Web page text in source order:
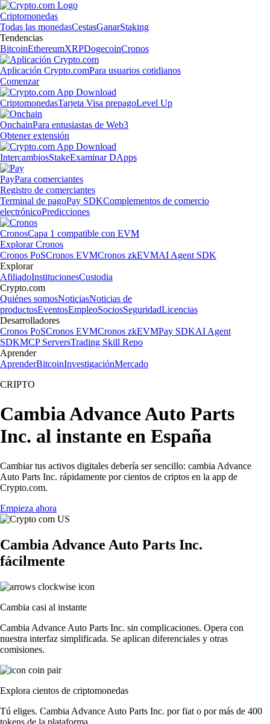
Criptomonedas
Todas las monedasCestasGanarStaking
Tendencias
BitcoinEthereumXRPDogecoinCronos
Aplicación Crypto.comPara usuarios cotidianos
Comenzar
CriptomonedasTarjeta Visa prepagoLevel Up
OnchainPara entusiastas de Web3
Obtener extensión
IntercambiosStakeExaminar DApps
PayPara comerciantes
Registro de comerciantes
Terminal de pagoPay SDKComplementos de comercio
electrónicoPredicciones
CronosCapa 1 compatible con EVM
Explorar Cronos
Cronos PoSCronos EVMCronos zkEVMAI Agent SDK
Explorar
AfiliadoInstitucionesCustodia
Crypto.com
Quiénes somosNoticiasNoticias de
productosEventosEmpleoSociosSeguridadLicencias
Desarrolladores
Cronos PoSCronos EVMCronos zkEVMPay SDKAI Agent
SDKMCP ServersTrading Skill Repo
Aprender
AprenderBitcoinInvestigaciónMercado
CRIPTO
Cambia Advance Auto Parts
Inc. al instante en España
Cambiar tus activos digitales debería ser sencillo: cambia Advance
Auto Parts Inc. rápidamente por cientos de criptos en la app de
Crypto.com.
Empieza ahora
Cambia Advance Auto Parts Inc.
fácilmente
Cambia casi al instante
Cambia Advance Auto Parts Inc. sin complicaciones. Opera con
nuestra interfaz simplificada. Se aplican diferenciales y otras
comisiones.
Explora cientos de criptomonedas
Tú eliges. Cambia Advance Auto Parts Inc. por fiat o por más de 400
tokens de la plataforma.